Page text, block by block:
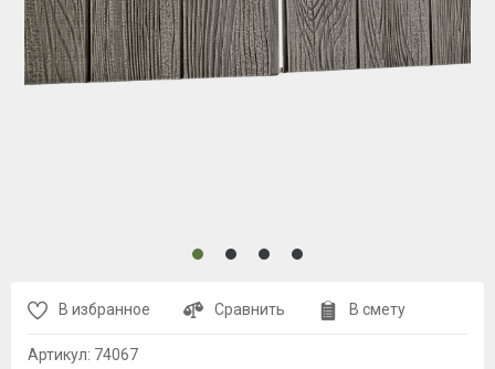
В избранное Сравнить В смету
Артикул: 74067